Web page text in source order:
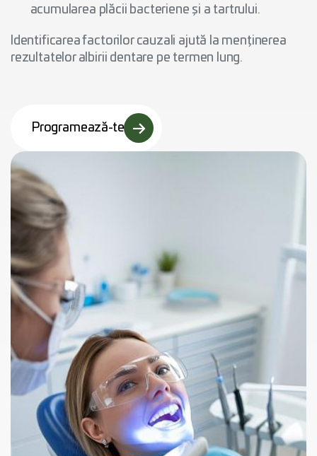
acumularea plăcii bacteriene și a tartrului.
Identificarea factorilor cauzali ajută la menținerea
rezultatelor albirii dentare pe termen lung.
Programează-te